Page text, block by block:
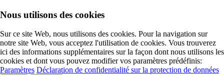
Nous utilisons des cookies
Sur ce site Web, nous utilisons des cookies. Pour la navigation sur
notre site Web, vous acceptez l'utilisation de cookies. Vous trouverez
ici des informations supplémentaires sur la façon dont nous utilisons les
cookies et dont vous pouvez modifier vos paramètres prédéfinis:
Paramètres Déclaration de confidentialité sur la protection de données